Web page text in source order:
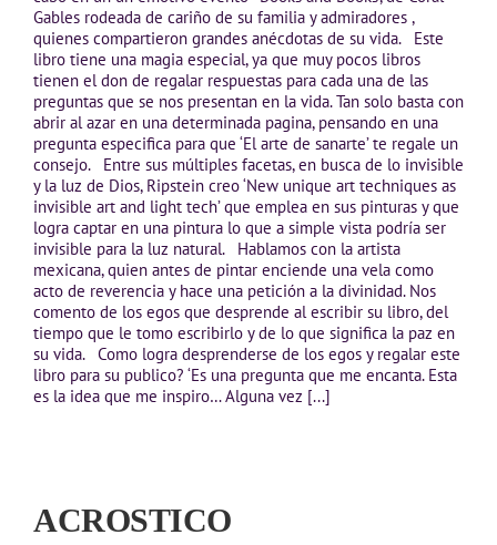
Gables rodeada de cariño de su familia y admiradores ,
quienes compartieron grandes anécdotas de su vida. Este
libro tiene una magia especial, ya que muy pocos libros
tienen el don de regalar respuestas para cada una de las
preguntas que se nos presentan en la vida. Tan solo basta con
abrir al azar en una determinada pagina, pensando en una
pregunta especifica para que ‘El arte de sanarte’ te regale un
consejo. Entre sus múltiples facetas, en busca de lo invisible
y la luz de Dios, Ripstein creo ‘New unique art techniques as
invisible art and light tech’ que emplea en sus pinturas y que
logra captar en una pintura lo que a simple vista podría ser
invisible para la luz natural. Hablamos con la artista
mexicana, quien antes de pintar enciende una vela como
acto de reverencia y hace una petición a la divinidad. Nos
comento de los egos que desprende al escribir su libro, del
tiempo que le tomo escribirlo y de lo que significa la paz en
su vida. Como logra desprenderse de los egos y regalar este
libro para su publico? ‘Es una pregunta que me encanta. Esta
es la idea que me inspiro… Alguna vez [...]
ACROSTICO